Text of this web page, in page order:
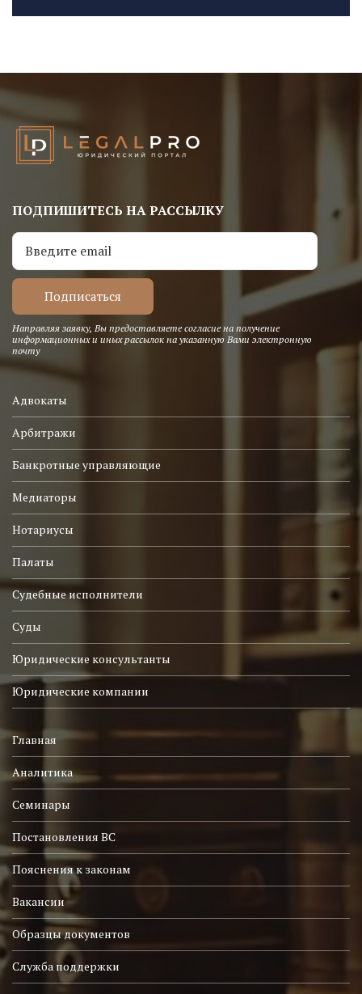
ПОДПИШИТЕСЬ НА РАССЫЛКУ
Направляя заявку, Вы предоставляете согласие на получение
информационных и иных рассылок на указанную Вами электронную
почту
Адвокаты
Арбитражи
Банкротные управляющие
Медиаторы
Нотариусы
Палаты
Судебные исполнители
Суды
Юридические консультанты
Юридические компании
Главная
Аналитика
Семинары
Постановления ВС
Пояснения к законам
Вакансии
Образцы документов
Служба поддержки